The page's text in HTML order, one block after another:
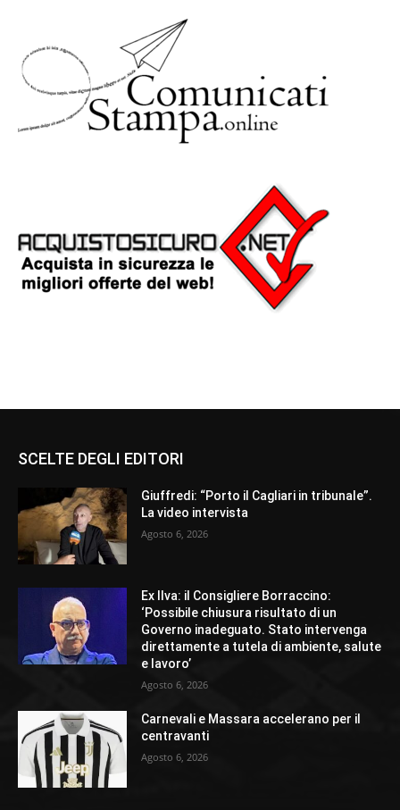
SCELTE DEGLI EDITORI
Giuffredi: “Porto il Cagliari in tribunale”.
La video intervista
Agosto 6, 2026
Ex Ilva: il Consigliere Borraccino:
‘Possibile chiusura risultato di un
Governo inadeguato. Stato intervenga
direttamente a tutela di ambiente, salute
e lavoro’
Agosto 6, 2026
Carnevali e Massara accelerano per il
centravanti
Agosto 6, 2026